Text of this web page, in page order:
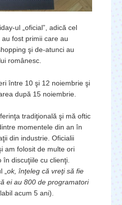
ul „oficial”, adică cel
fost primii care au
şi de-atunci au
românesc.
între 10 şi 12 noiembrie şi
după 15 noiembrie.
tradiţională şi mă oftic
momentele din an în
din industrie. Oficialii
am folosit de multe ori
în discuţiile cu clienţi.
„ok, înţeleg că vreţi să fie
ei au 800 de programatori
acum 5 ani).